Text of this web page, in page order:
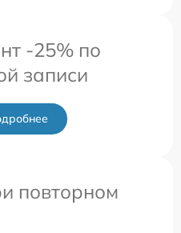
-25% по
записи
повторном